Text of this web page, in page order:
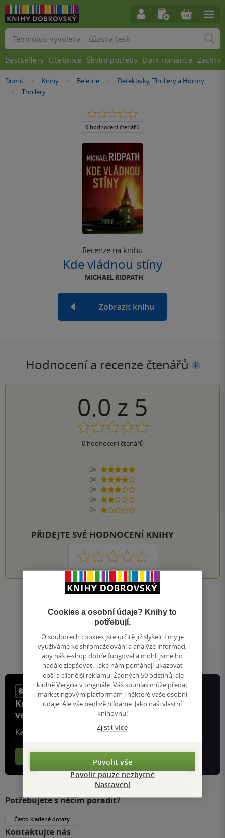
Nacházíte
Domů »Knihy »
Beletrie »
Detektivky, Thrillery a Horory
»
Thrillery
Recenze na knihu
Kde vládnou stíny
MICHAEL RIDPATH
Zobrazit knihu
0.0
z
5
0 hodnocení čtenářů
Hodnocení a recenze čtenářů
0.0 z 5
0hodnocení čtenářů
0×
5 hvězdiček
0×
4 hvězdičky
0×
3 hvězdičky
0×
2 hvězdičky
0×
1 hvezdička
PŘIDEJTE SVÉ HODNOCENÍ KNIHY
1 2 3 4 5
Zobrazeno 20 z 20
1
na
stránku
/ 1
Vyhledávání
Bestsellery Učebnice Školní potřeby Dark romance
Knihy, recenze a klubové výhody
ve vaší kapse a naší appce KDčko
Každý měsíc společně přečteme tisíce knih
Více o aplikaci
Potřebujete s něčím poradit?
Často kladené dotazy
Kontaktujte nás
Cookies a osobní údaje? Knihy to
potřebují.
O souborech cookies jste určitě již slyšeli. I my je
využíváme ke shromažďování a analýze informací,
aby náš e-shop dobře fungoval a mohli jsme ho
nadále zlepšovat. Také nám pomáhají ukazovat
lepší a cílenější reklamu. Žádných 50 odstínů, ale
klidně Vergilia v originále. Váš souhlas může předat
marketingovým platformám i některé vaše osobní
údaje. Ale vše bedlivě hlídáme. Jako naši vlastní
knihovnu!
Zjistit více
Povolit vše
Povolit pouze nezbytné
Nastavení